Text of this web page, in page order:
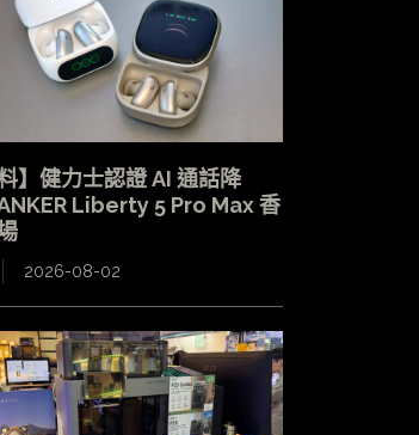
料】健力士認證 AI 通話降
Liberty 5 Pro Max 香
2026-08-02